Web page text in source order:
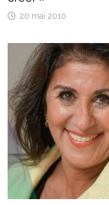
20 mai 2010